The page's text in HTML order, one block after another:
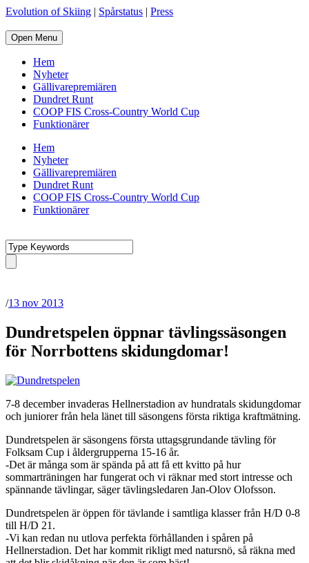
Evolution of Skiing | Spårstatus | Press
Open Menu
Hem
Nyheter
Gällivarepremiären
Dundret Runt
COOP FIS Cross-Country World Cup
Funktionärer
Hem
Nyheter
Gällivarepremiären
Dundret Runt
COOP FIS Cross-Country World Cup
Funktionärer
/13 nov 2013
Dundretspelen öppnar tävlingssäsongen
för Norrbottens skidungdomar!
7-8 december invaderas Hellnerstadion av hundratals skidungdomar
och juniorer från hela länet till säsongens första riktiga kraftmätning.
Dundretspelen är säsongens första uttagsgrundande tävling för
Folksam Cup i åldergrupperna 15-16 år.
-Det är många som är spända på att få ett kvitto på hur
sommarträningen har fungerat och vi räknar med stort intresse och
spännande tävlingar, säger tävlingsledaren Jan-Olov Olofsson.
Dundretspelen är öppen för tävlande i samtliga klasser från H/D 0-8
till H/D 21.
-Vi kan redan nu utlova perfekta förhållanden i spåren på
Hellnerstadion. Det har kommit rikligt med natursnö, så räkna med